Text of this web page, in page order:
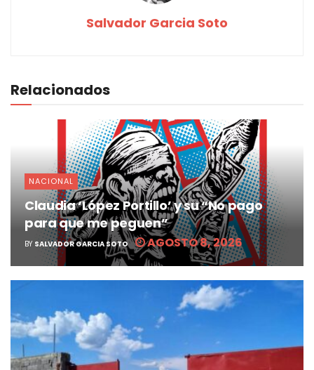
Salvador Garcia Soto
Relacionados
NACIONAL
Claudia ‘López Portillo’ y su “No pago
para que me peguen”
BY SALVADOR GARCIA SOTO AGOSTO 8, 2026